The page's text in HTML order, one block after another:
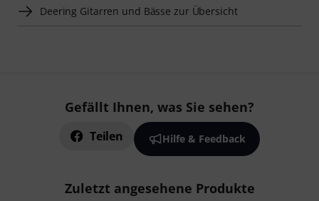
Deering Gitarren und Bässe zur Übersicht
Gefällt Ihnen, was Sie sehen?
Teilen Hilfe & Feedback
Zuletzt angesehene Produkte